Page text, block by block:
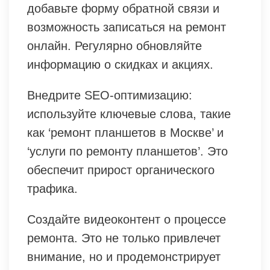
добавьте форму обратной связи и
возможность записаться на ремонт
онлайн. Регулярно обновляйте
информацию о скидках и акциях.
Внедрите SEO-оптимизацию:
используйте ключевые слова, такие
как ‘ремонт планшетов в Москве’ и
‘услуги по ремонту планшетов’. Это
обеспечит прирост органического
трафика.
Создайте видеоконтент о процессе
ремонта. Это не только привлечет
внимание, но и продемонстрирует